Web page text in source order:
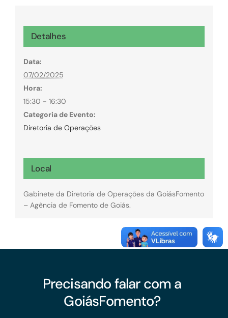
Detalhes
Data:
07/02/2025
Hora:
15:30 - 16:30
Categoria de Evento:
Diretoria de Operações
Local
Gabinete da Diretoria de Operações da GoiásFomento
– Agência de Fomento de Goiás.
Precisando falar com a
GoiásFomento?